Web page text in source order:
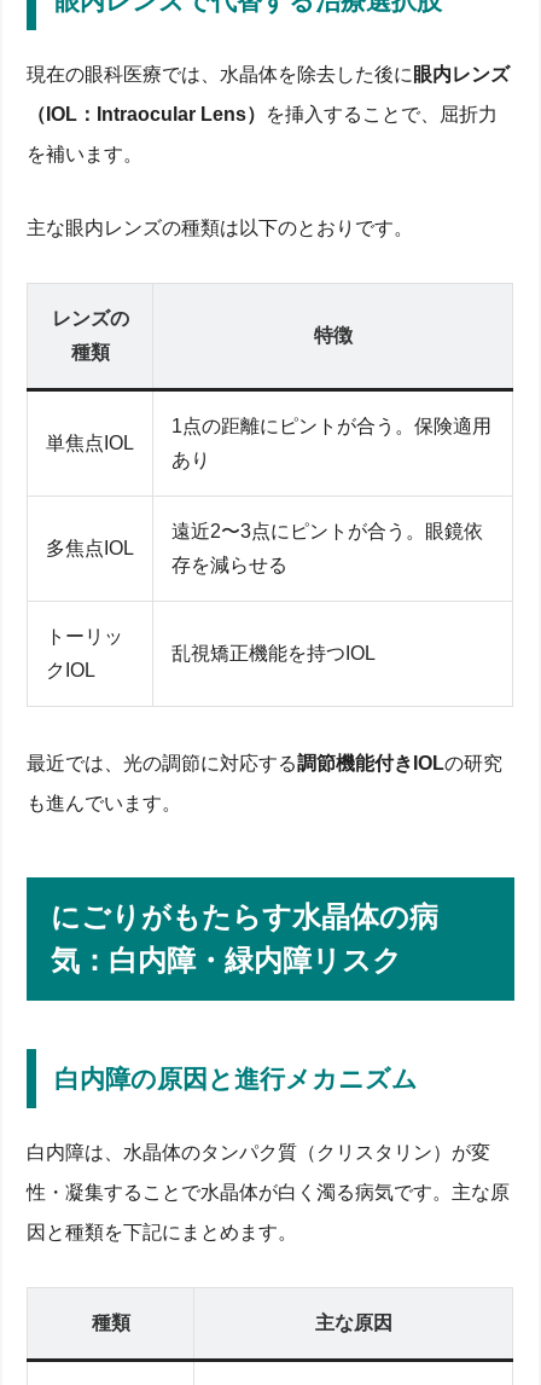
現在の眼科医療では、水晶体を除去した後に 眼内レンズ
（IOL：Intraocular Lens） を挿入することで、屈折力
を補います。
主な眼内レンズの種類は以下のとおりです。
レンズの
種類
特徴
単焦点IOL
1点の距離にピントが合う。保険適用
あり
多焦点IOL
遠近2〜3点にピントが合う。眼鏡依
存を減らせる
トーリッ
クIOL
乱視矯正機能を持つIOL
最近では、光の調節に対応する調節機能付きIOLの研究
も進んでいます。
にごりがもたらす水晶体の病
気：白内障・緑内障リスク
白内障の原因と進行メカニズム
白内障は、水晶体のタンパク質（クリスタリン）が変
性・凝集することで水晶体が白く濁る病気です。主な原
因と種類を下記にまとめます。
種類 主な原因